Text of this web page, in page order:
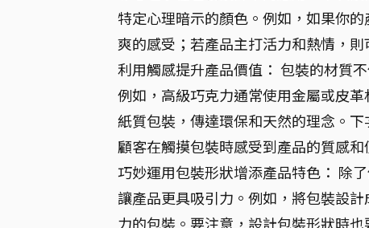
特定心理暗示的顏色。例如，如果你
爽的感受；若產品主打活力和熱情，則
利用觸感提升產品價值： 包裝的材質
例如，高級巧克力通常使用金屬或皮
紙質包裝，傳達環保和天然的理念。
顧客在觸摸包裝時感受到產品的質感和
巧妙運用包裝形狀增添產品特色： 除
讓產品更具吸引力。例如，將包裝設
力的包裝。要注意，設計包裝形狀時